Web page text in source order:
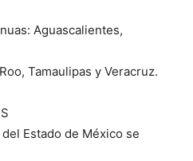
Aguascalientes,
Tamaulipas y Veracruz.
Estado de México se